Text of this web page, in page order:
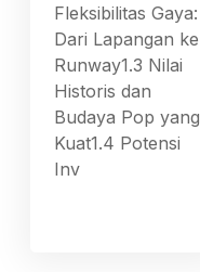
Fleksibilitas Gaya:
Dari Lapangan ke
Runway1.3 Nilai
Historis dan
Budaya Pop yang
Kuat1.4 Potensi
Inv